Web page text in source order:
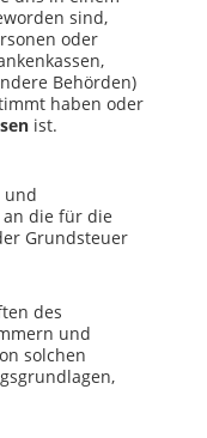
sind,
oder
Behörden)
haben oder
ist.
und
an die für die
Grundsteuer
des
und
solchen